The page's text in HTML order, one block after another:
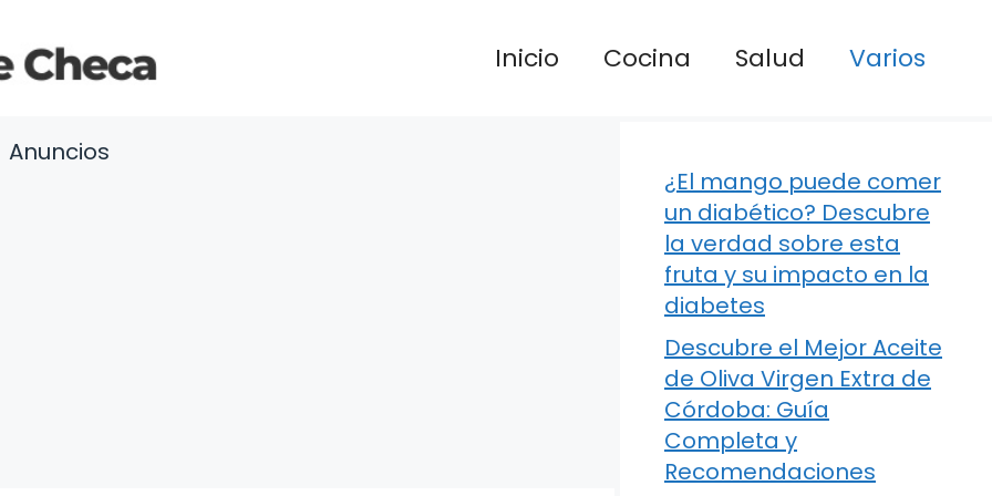
Inicio Cocina Salud Varios
Anuncios
¿El mango puede comer
un diabético? Descubre
la verdad sobre esta
fruta y su impacto en la
diabetes
Descubre el Mejor Aceite
de Oliva Virgen Extra de
Córdoba: Guía
Completa y
Recomendaciones